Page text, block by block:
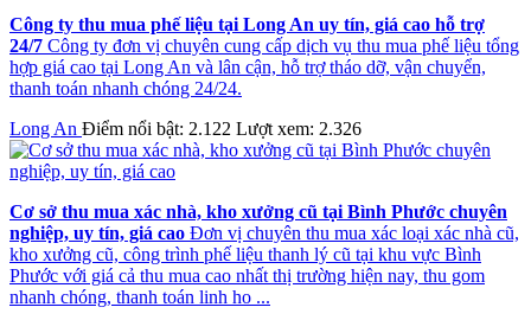
Công ty thu mua phế liệu tại Long An uy tín, giá cao hỗ trợ
24/7 Công ty đơn vị chuyên cung cấp dịch vụ thu mua phế liệu tổng
hợp giá cao tại Long An và lân cận, hỗ trợ tháo dỡ, vận chuyển,
thanh toán nhanh chóng 24/24.
Long An Điểm nổi bật: 2.122 Lượt xem: 2.326
Cơ sở thu mua xác nhà, kho xưởng cũ tại Bình Phước chuyên
nghiệp, uy tín, giá cao Đơn vị chuyên thu mua xác loại xác nhà cũ,
kho xưởng cũ, công trình phế liệu thanh lý cũ tại khu vực Bình
Phước với giá cả thu mua cao nhất thị trường hiện nay, thu gom
nhanh chóng, thanh toán linh ho ...